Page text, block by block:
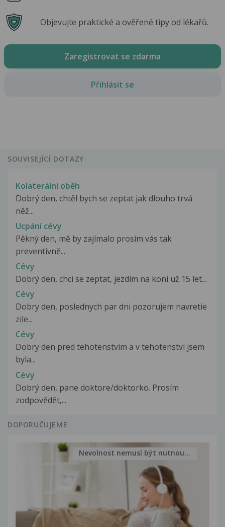
Objevujte praktické a ověřené tipy od lékařů.
Zaregistrovat se zdarma
Přihlásit se
SOUVISEJÍCÍ DOTAZY
Kolaterální oběh
Dobrý den, chtěl bych se zeptat jak dlouho trvá
něž...
Ucpání cévy
Pěkný den, mě by zajímalo prosím vás tak
preventivně...
Cévy
Dobrý den, chci se zeptat, jezdím na koni už 15 let...
Cévy
Dobry den, poslednych par dni pozorujem navretie
zile...
Cévy
Dobry den pred tehotenstvim a v tehotenstvi jsem
byla...
Cévy
Dobrý den, pane doktore/doktorko. Prosím
zodpovědět,...
DOPORUČUJEME
Nevolnost nemusí být nutnou...